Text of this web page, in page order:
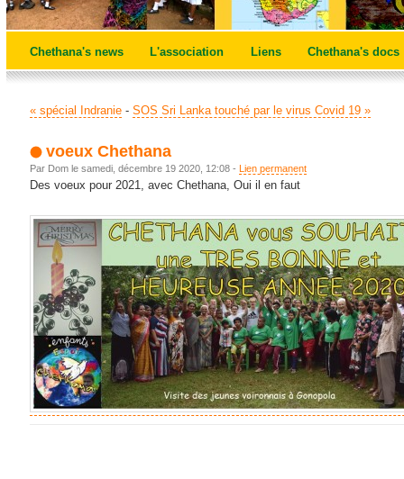
Chethana's news L'association Liens Chethana's docs
« spécial Indranie - SOS Sri Lanka touché par le virus Covid 19 »
voeux Chethana
Par Dom le samedi, décembre 19 2020, 12:08 - Lien permanent
Des voeux pour 2021, avec Chethana, Oui il en faut